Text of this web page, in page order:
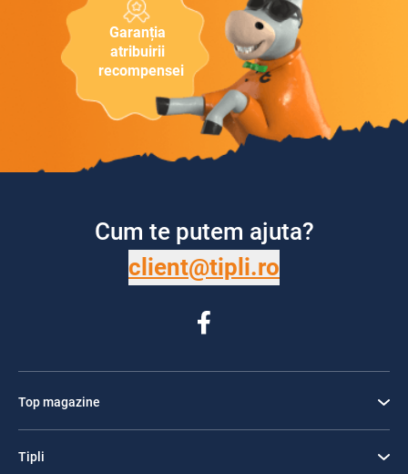
Garanția
atribuirii
recompensei
Cum te putem ajuta?
client@tipli.ro
Top magazine
Tipli